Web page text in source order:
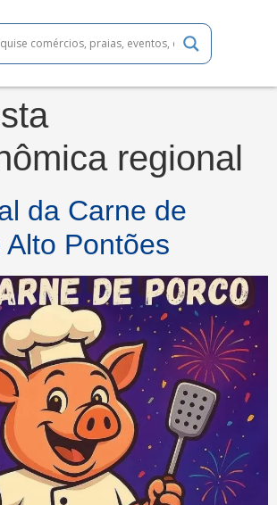
regional
da Carne de
Pontões